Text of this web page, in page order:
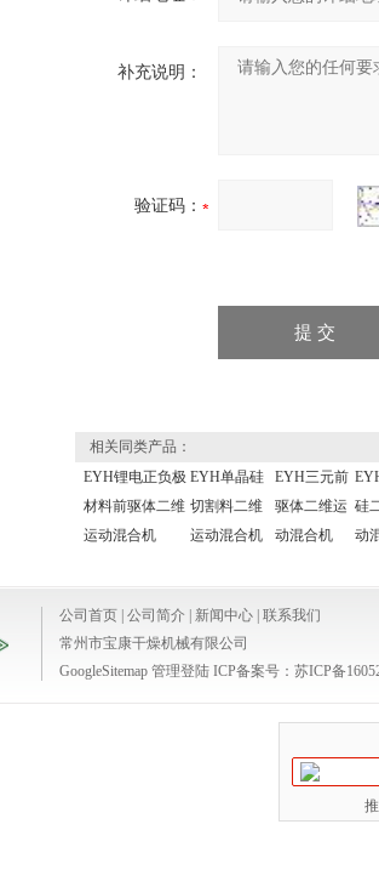
补充说明：
验证码：
相关同类产品：
EYH锂电正负极
材料前驱体二维
运动混合机
EYH单晶硅
切割料二维
运动混合机
EYH三元前
驱体二维运
动混合机
硅
动
公司首页 公司简介 新闻中心 联系我们
常州市宝康干燥机械有限公司
GoogleSitemap 管理登陆 ICP备案号： 苏ICP备